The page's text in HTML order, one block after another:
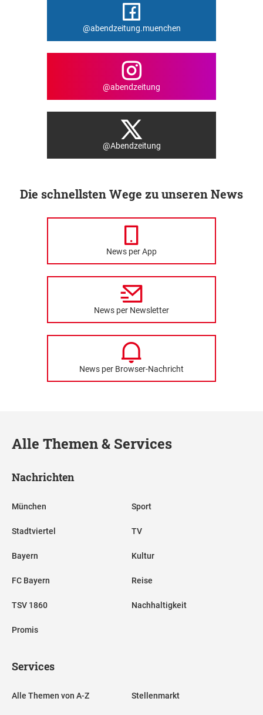
@abendzeitung.muenchen
@abendzeitung
@Abendzeitung
Die schnellsten Wege zu unseren News
News per App
News per Newsletter
News per Browser-Nachricht
Alle Themen & Services
Nachrichten
München
Stadtviertel
Bayern
FC Bayern
TSV 1860
Promis
Sport
TV
Kultur
Reise
Nachhaltigkeit
Services
Alle Themen von A-Z Stellenmarkt